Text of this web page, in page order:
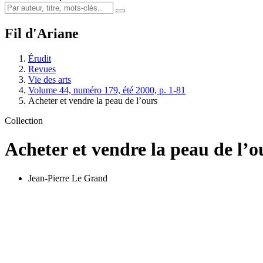
Fil d'Ariane
Érudit
Revues
Vie des arts
Volume 44, numéro 179, été 2000, p. 1-81
Acheter et vendre la peau de l’ours
Collection
Acheter et vendre la peau de
Jean-Pierre Le Grand